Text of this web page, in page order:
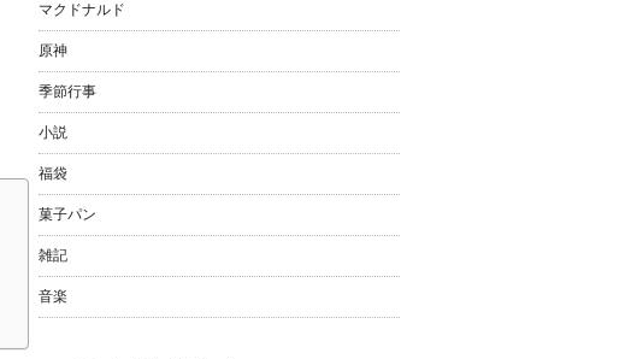
マクドナルド
原神
季節行事
小説
福袋
菓子パン
雑記
音楽